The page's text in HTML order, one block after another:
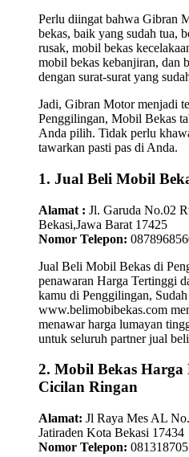
Perlu diingat bahwa Gibran
bekas, baik yang sudah tua,
rusak, mobil bekas
mobil bekas kebanjiran, dan
dengan surat-surat yang
Jadi, Gibran Motor menjadi
Penggilingan, Mobil Bekas
Anda pilih. Tidak perlu
tawarkan pasti pas di Anda.
1. Jual Beli Mobil
Alamat : Jl. Garuda No.02
Bekasi,Jawa Barat 17425
Nomor Telepon:
Jual Beli Mobil Bekas di
penawaran Harga Tertinggi
kamu di Penggilingan,
www.belimobibekas.com
menawar harga lumayan
untuk seluruh partner jual
2. Mobil Bekas
Cicilan Ringan
Alamat: Jl Raya Mes AL
Jatiraden Kota Bekasi 17434
Nomor Telepon: